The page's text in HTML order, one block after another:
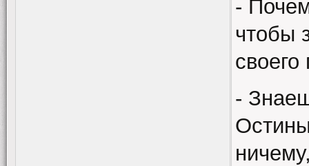
-
чтобы
-